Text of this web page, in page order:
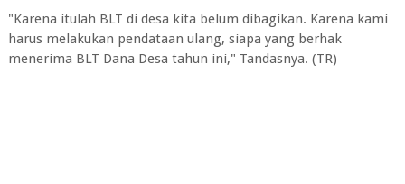
"Karena itulah BLT di desa kita belum dibagikan. Karena kami
harus melakukan pendataan ulang, siapa yang berhak
menerima BLT Dana Desa tahun ini," Tandasnya. (TR)